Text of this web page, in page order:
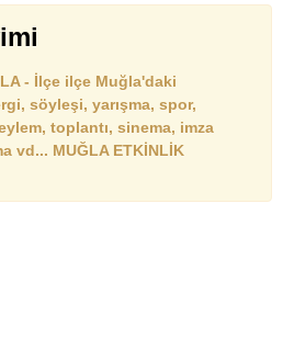
- İlçe ilçe Muğla'daki
söyleşi, yarışma, spor,
toplantı, sinema, imza
vd... MUĞLA ETKİNLİK